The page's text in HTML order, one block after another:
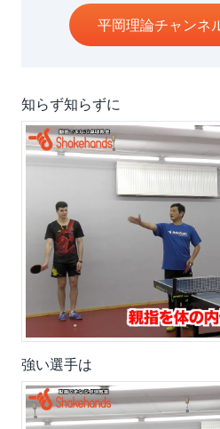
平岡理論チャンネ
知らず知らずに
強い選手は